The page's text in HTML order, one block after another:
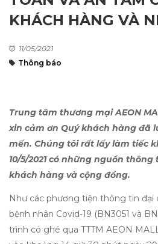
KHÁCH HÀNG VÀ
11/05/2021
Thông báo
Trung tâm thương mại AEON
xin cảm ơn Quý khách hàng đã
mến. Chúng tôi rất lấy làm tiếc
10/5/2021 có những nguồn
khách hàng và cộng đồng.
Như các phương tiện thông tin đại
bệnh nhân Covid-19 (BN3051 và
trình có ghé qua TTTM AEON